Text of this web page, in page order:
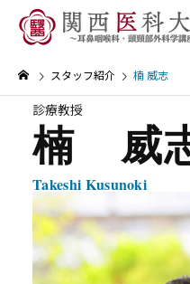
スタッフ紹介 楠 威志
診療教授
楠 威
Takeshi Kusunoki